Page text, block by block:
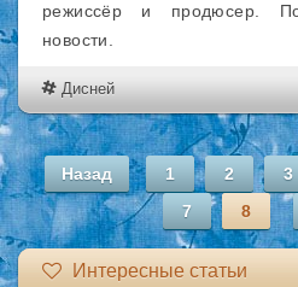
режиссёр и продюсер.
новости.
Дисней
Назад 1 2 3
7
8
Интересные статьи